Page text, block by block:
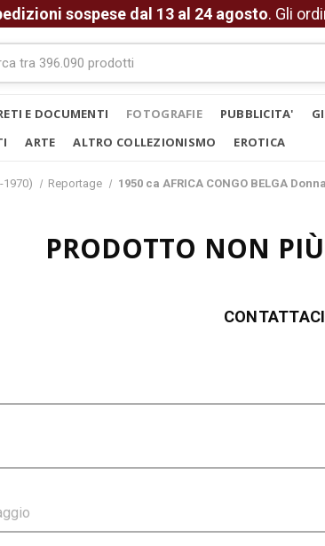
sospese dal 13 al 24 agosto. Gli
E DOCUMENTI FOTOGRAFIE PUBBLICITA'
ARTE ALTRO COLLEZIONISMO EROTICA
1970) Reportage 1950 ca AFRICA CONGO BELGA
PRODOTTO NON
CONTATTACI